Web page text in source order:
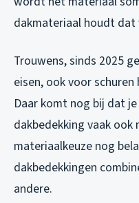
dakmateriaal houdt dat
Trouwens, sinds 2025
eisen, ook voor
Daar komt nog bij dat
dakbedekking vaak
materiaalkeuze nog
dakbedekkingen
andere.